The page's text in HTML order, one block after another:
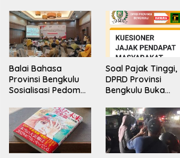
Balai Bahasa
Provinsi Bengkulu
Sosialisasi Pedoman
Penggunaan
Bahasa Indonesia
Soal Pajak Tinggi,
DPRD Provinsi
Bengkulu Buka
Pengaduan
Masyarakat